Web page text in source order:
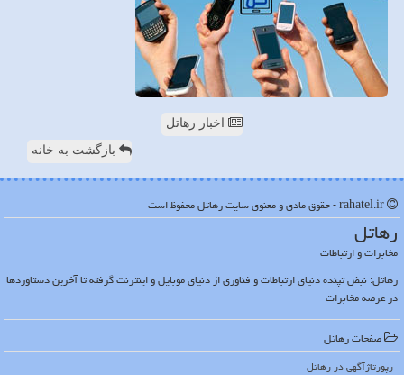
اخبار رهاتل
بازگشت به خانه
رهاتل
مخابرات و ارتباطات
رهاتل: نبض تپنده دنیای ارتباطات و فناوری از دنیای موبایل و اینترنت گرفته تا آخرین دستاوردها
در عرصه مخابرات
صفحات رهاتل
رپورتاژآگهی در رهاتل